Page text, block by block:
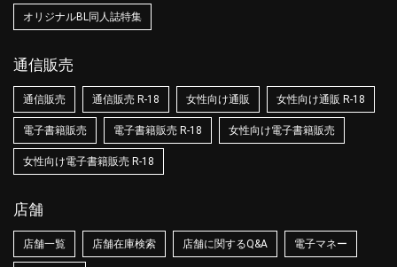
オリジナルBL同人誌特集
通信販売
通信販売 通信販売 R-18 女性向け通販 女性向け通販 R-18
電子書籍販売 電子書籍販売 R-18 女性向け電子書籍販売
女性向け電子書籍販売 R-18
店舗
店舗一覧 店舗在庫検索 店舗に関するQ&A 電子マネー